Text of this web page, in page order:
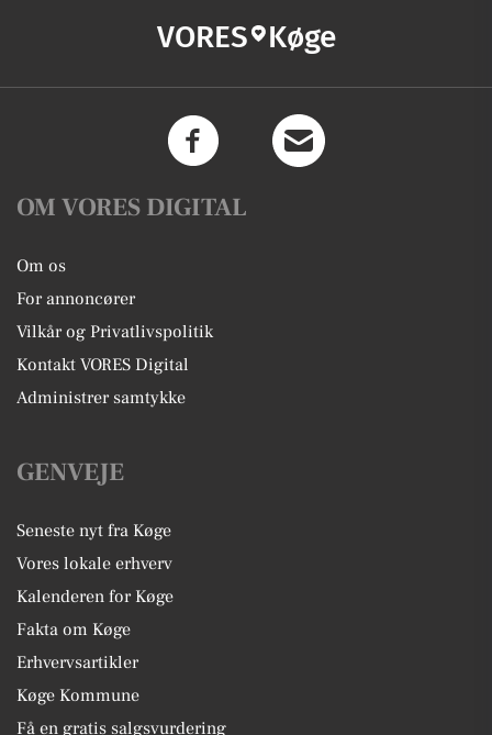
VORES Køge
OM VORES DIGITAL
Om os
For annoncører
Vilkår og Privatlivspolitik
Kontakt VORES Digital
Administrer samtykke
GENVEJE
Seneste nyt fra Køge
Vores lokale erhverv
Kalenderen for Køge
Fakta om Køge
Erhvervsartikler
Køge Kommune
Få en gratis salgsvurdering